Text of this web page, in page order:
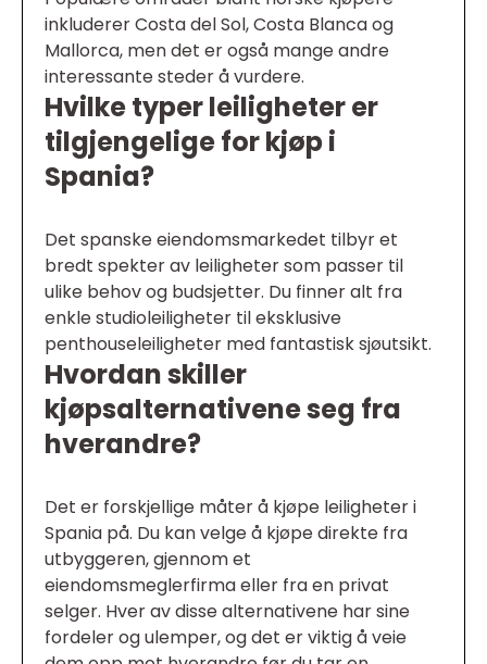
inkluderer Costa del Sol, Costa Blanca og
Mallorca, men det er også mange andre
interessante steder å vurdere.
Hvilke typer leiligheter er
tilgjengelige for kjøp i
Spania?
Det spanske eiendomsmarkedet tilbyr et
bredt spekter av leiligheter som passer til
ulike behov og budsjetter. Du finner alt fra
enkle studioleiligheter til eksklusive
penthouseleiligheter med fantastisk sjøutsikt.
Hvordan skiller
kjøpsalternativene seg fra
hverandre?
Det er forskjellige måter å kjøpe leiligheter i
Spania på. Du kan velge å kjøpe direkte fra
utbyggeren, gjennom et
eiendomsmeglerfirma eller fra en privat
selger. Hver av disse alternativene har sine
fordeler og ulemper, og det er viktig å veie